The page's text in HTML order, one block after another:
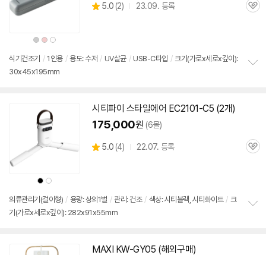
상
품
색
상
상
품
상
상
품
색
상
별
5.0 (상
2) 23.09. 등록
관
식기 건조기 / 1인용 / 용도: 수저 / UV살균 / USB-C타입 / 크기(가로x세로x깊이):
30x45x195mm
상
품
색
상
상
품
색
상
시티파이 스타일에어 EC2101-C5 (2개)
175,000원 (6몰)
별
5.0 (상
4) 22.07. 등록
관
의류관리기(걸이형) / 용량: 상의1벌 / 관리: 건조 / 색상: 시티블랙, 시티화이트 / 크
기(가로x세로x깊이): 282x91x55mm
MAXI KW-GY05 (해외구매)